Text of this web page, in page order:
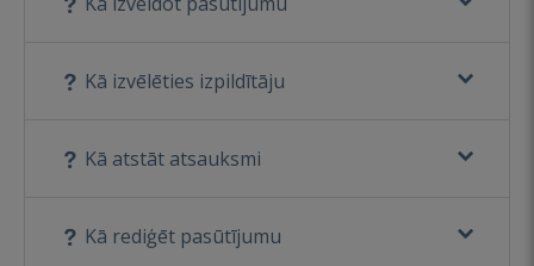
Kā izvēlēties izpildītāju
Kā atstāt atsauksmi
Kā rediģēt pasūtījumu